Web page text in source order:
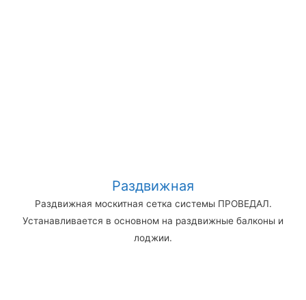
Раздвижная
Раздвижная москитная сетка системы ПРОВЕДАЛ.
Устанавливается в основном на раздвижные балконы и
лоджии.